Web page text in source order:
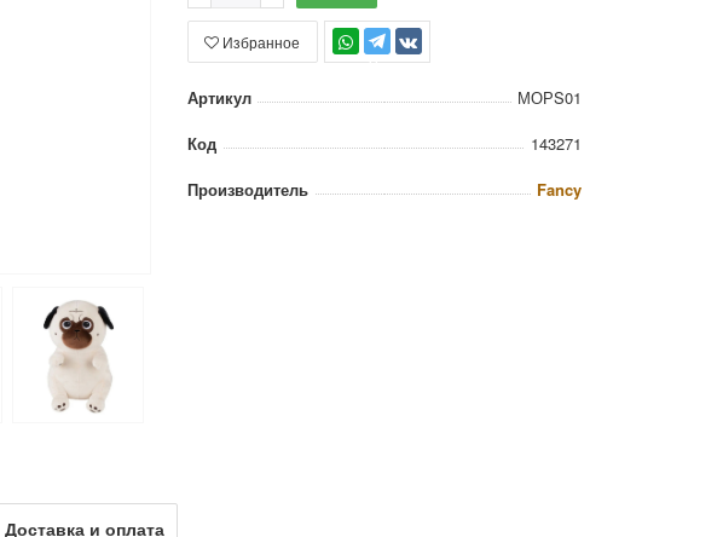
TG
Избранное
Артикул
МОРS01
Код
143271
Производитель
Fancy
Доставка и оплата